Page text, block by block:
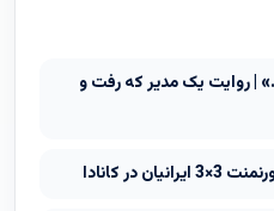
| روایت یک مدیر که رفت و
در کانادا